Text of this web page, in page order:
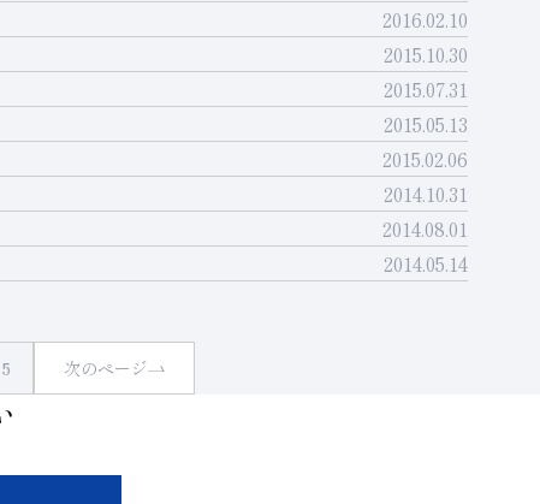
2016.02.10
2015.10.30
2015.07.31
2015.05.13
2015.02.06
2014.10.31
2014.08.01
2014.05.14
5 次のページ